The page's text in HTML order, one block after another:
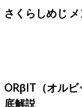
さくらしめじ
ORβIT（オルビ
底解説